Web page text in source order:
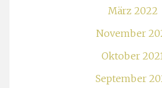
März 2022
November
Oktober
September